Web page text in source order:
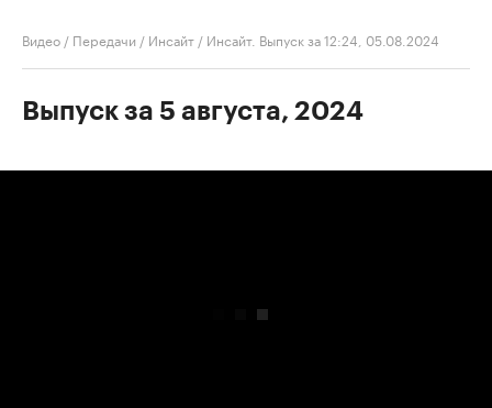
Видео / Передачи / Инсайт / Инсайт. Выпуск за 12:24, 05.08.2024
Выпуск за 5 августа, 2024